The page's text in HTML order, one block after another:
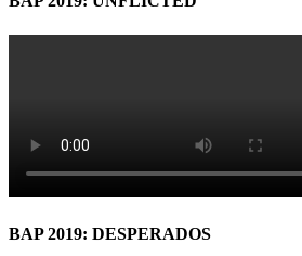
BAP 2019: DESPERADOS